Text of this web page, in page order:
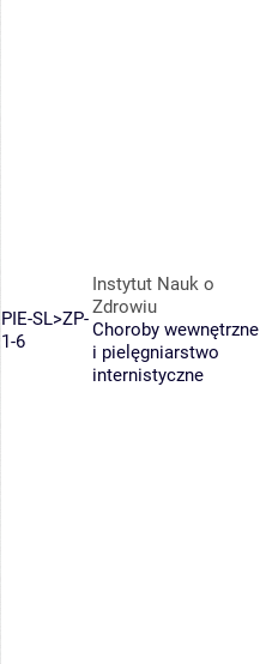
PIE-SL>ZP-
1-6
Instytut Nauk o
Zdrowiu
Choroby wewnętrzne
i pielęgniarstwo
internistyczne